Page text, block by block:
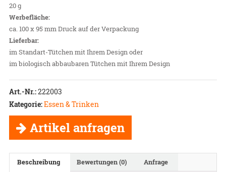
20 g
Werbefläche:
ca. 100 x 95 mm Druck auf der Verpackung
Lieferbar:
im Standart-Tütchen mit Ihrem Design oder
im biologisch abbaubaren Tütchen mit Ihrem Design
Art.-Nr.:222003
Kategorie:Essen & Trinken
Artikel anfragen
Beschreibung Bewertungen (0) Anfrage